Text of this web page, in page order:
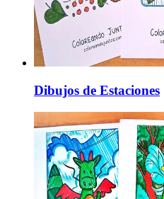
Dibujos de Estaciones